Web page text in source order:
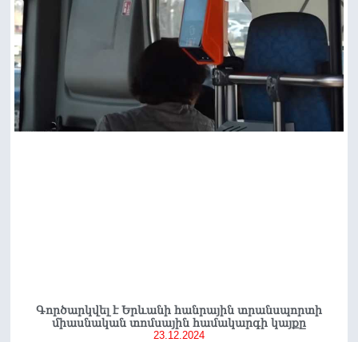
Գործարկվել է Երևանի հանրային տրանսպորտի
միասնական տոմսային համակարգի կայքը
23.12.2024